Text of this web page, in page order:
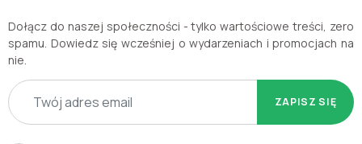
Dołącz do naszej społeczności - tylko wartościowe treści, zero
spamu. Dowiedz się wcześniej o wydarzeniach i promocjach na
nie.
ZAPISZ SIĘ